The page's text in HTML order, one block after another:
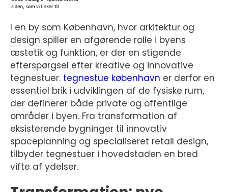
I en by som København, hvor arkitektur og
design spiller en afgørende rolle i byens
æstetik og funktion, er der en stigende
efterspørgsel efter kreative og innovative
tegnestuer. tegnestue københavn er derfor en
essentiel brik i udviklingen af de fysiske rum,
der definerer både private og offentlige
områder i byen. Fra transformation af
eksisterende bygninger til innovativ
spaceplanning og specialiseret retail design,
tilbyder tegnestuer i hovedstaden en bred
vifte af ydelser.